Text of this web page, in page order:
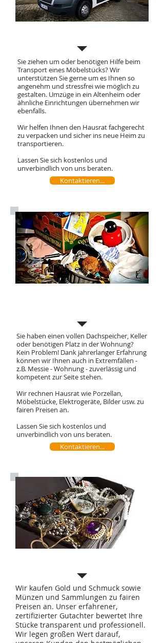
Sie ziehen um oder benötigen Hilfe beim
Transport eines Möbelstücks? Wir
unterstützen Sie gerne um es Ihnen so
angenehm und stressfrei wie möglich zu
gestalten. Umzüge in ein Altenheim oder
ähnliche Einrichtungen übernehmen wir
ebenfalls.
Wir helfen Ihnen den Hausrat fachgerecht
zu verpacken und sicher ins neue Heim zu
transportieren.
Lassen Sie sich kostenlos und
unverbindlich von uns beraten.
Kontaktieren...
Sie haben einen vollen Dachspeicher, Keller
oder benötigen Platz in der Wohnung?
Kein Problem! Dank jahrerlanger Erfahrung
können wir Ihnen auch in Extremfällen -
z.B. Messie - Wohnung - zuverlässig und
kompetent zur Seite stehen.
Wir rechnen Hausrat wie Porzellan,
Möbelstücke, Elektrogeräte, Bilder usw. zu
fairen Preisen an.
Lassen Sie sich kostenlos und
unverbindlich von uns beraten.
Kontaktieren...
Wir kaufen Gold und Schmuck sowie
Münzen und Sammlungen zu fairen
Preisen an. Unser erfahrener,
zertifizierter Gutachter bewertet Ihre
Stücke transparent und professionell.
Wir legen großen Wert darauf,